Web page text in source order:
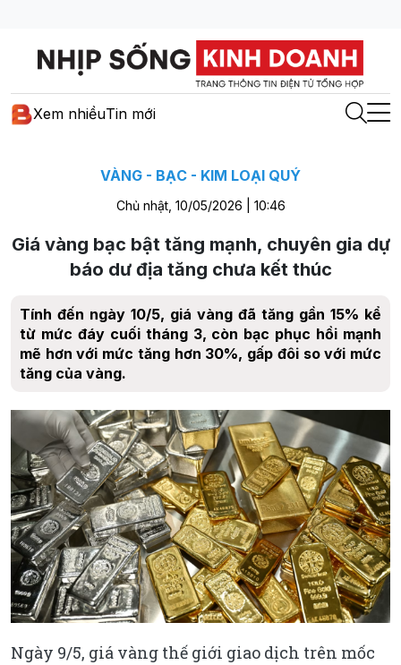
Xem nhiềuTin mới
VÀNG - BẠC - KIM LOẠI QUÝ
Chủ nhật, 10/05/2026 | 10:46
Giá vàng bạc bật tăng mạnh, chuyên gia dự
báo dư địa tăng chưa kết thúc
Tính đến ngày 10/5, giá vàng đã tăng gần 15% kể
từ mức đáy cuối tháng 3, còn bạc phục hồi mạnh
mẽ hơn với mức tăng hơn 30%, gấp đôi so với mức
tăng của vàng.
Ngày 9/5, giá vàng thế giới giao dịch trên mốc